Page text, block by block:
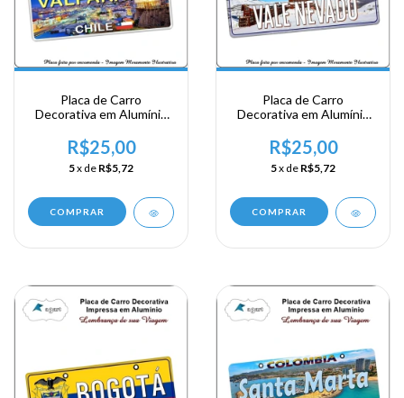
Placa de Carro
Decorativa em Alumínio
Vale Paraiso
R$25,00
5x de R$5,72
COMPRAR
Placa de Carro
Decorativa em Alumínio
Vale Nevado
R$25,00
5x de R$5,72
COMPRAR